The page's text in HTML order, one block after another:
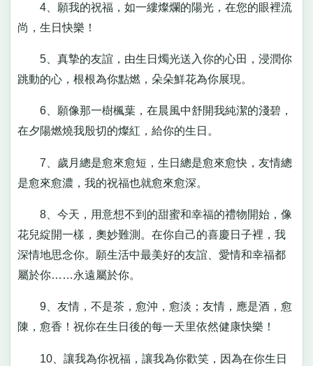
4、願我的祝福，如一縷燦爛的陽光，在您的眼裡流
尚，生日快樂！
5、真摯的友誼，由生日燭光送入你的心田，浸潤你
跳動的心，根根為你點燃，朵朵鮮花為你展現。
6、願像那一樹楓葉，在晨風中舒開我純潔的淺碧，
在夕陽燃燒我殷切的燦紅，給你的生日。
7、歲月總是愈來愈短，生日總是愈來愈快，友情總
是愈來愈濃，我的祝福也就愈來愈深。
8、今天，用意想不到的甜蜜和幸福的禮物開始，像
花兒綻開一樣，奧妙難測。在你自己的喜慶日子裡，我
深情地思念你。願生活中最美好的友誼、愛情和幸福都
屬於你……永遠屬於你。
9、友情，不是茶，愈沖，愈淡；友情，應是酒，愈
陳，愈香！祝你在生日後的每一天里依然健康快樂！
10、讓我為你祝福，讓我為你歡笑，因為在你生日